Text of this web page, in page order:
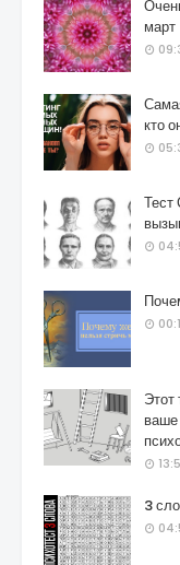
март
кто
Тест
Этот
ваше
3